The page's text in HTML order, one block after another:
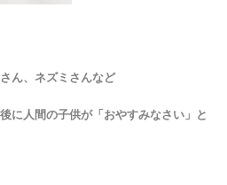
ん、ネズミさんなど
に人間の子供が「おやすみなさい」と